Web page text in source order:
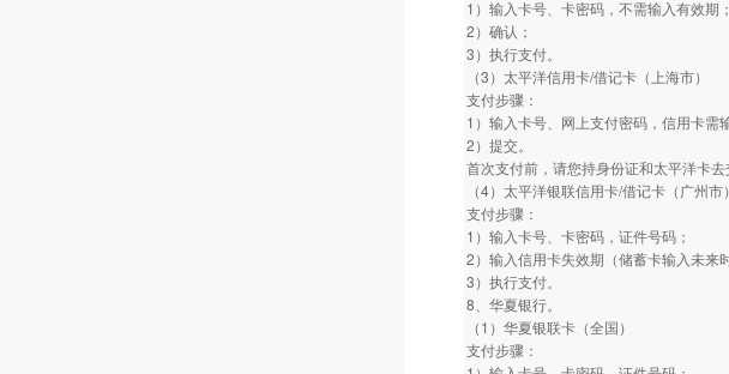
1）输入卡号、卡密码，不需输入有效期；
2）确认；
3）执行支付。
（3）太平洋信用卡/借记卡（上海市）
支付步骤：
1）输入卡号、网上支付密码，信用卡需
2）提交。
首次支付前，请您持身份证和太平洋卡
（4）太平洋银联信用卡/借记卡（广州市）
支付步骤：
1）输入卡号、卡密码，证件号码；
2）输入信用卡失效期（储蓄卡输入未来
3）执行支付。
8、华夏银行。
（1）华夏银联卡（全国）
支付步骤：